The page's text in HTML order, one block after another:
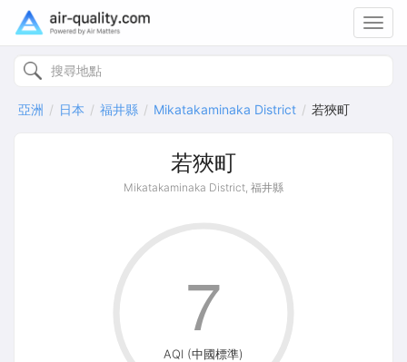
亞洲 日本 福井縣 Mikatakaminaka District 若狹町
若狹町
Mikatakaminaka District, 福井縣
AQI (中國標準)
7